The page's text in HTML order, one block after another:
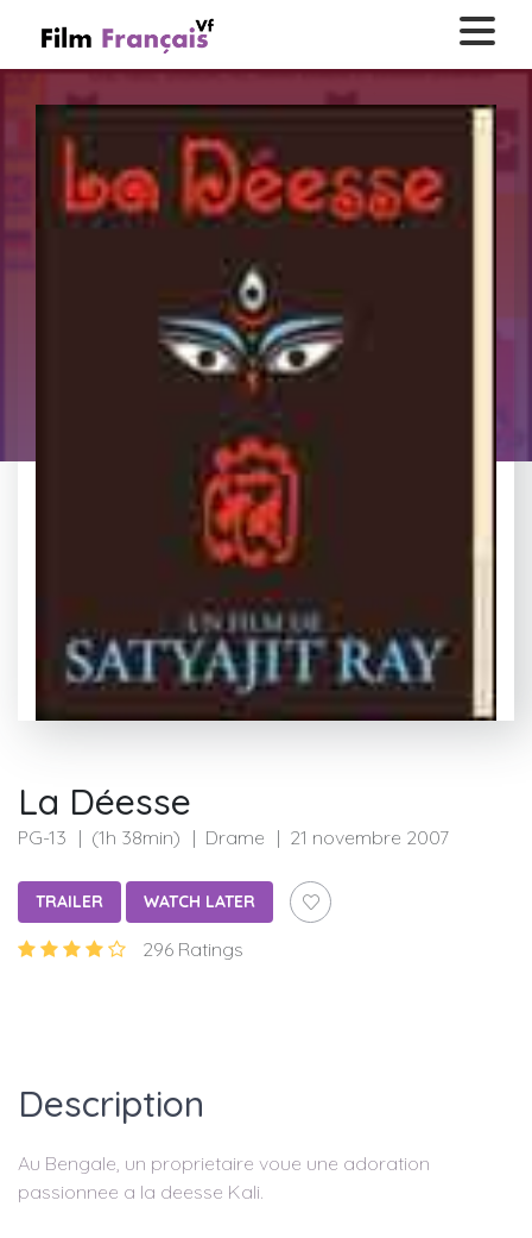
La Déesse
PG-13 (1h 38min) Drame 21 novembre 2007
TRAILER WATCH LATER
296 Ratings
Description
Au Bengale, un proprietaire voue une adoration
passionnee a la deesse Kali.